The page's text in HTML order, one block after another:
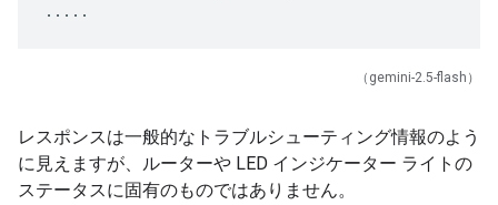
（gemini-2.5-flash）
レスポンスは一般的なトラブルシューティング情報のよう
に見えますが、ルーターや LED インジケーター ライトの
ステータスに固有のものではありません。